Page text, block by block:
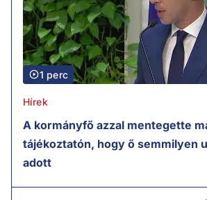
1 perc
Hírek
A kormányfő azzal mentegette
tájékoztatón, hogy ő semmilyen
adott